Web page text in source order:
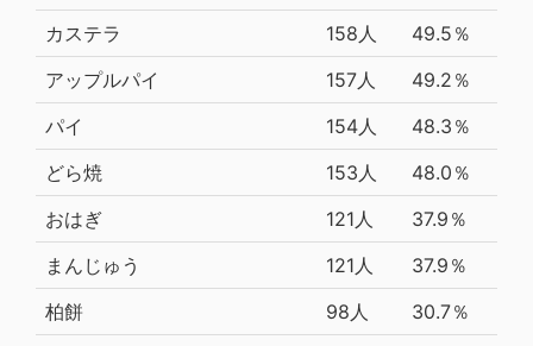
カステラ
158人
49.5％
アップルパイ
157人
49.2％
パイ
154人
48.3％
どら焼
153人
48.0％
おはぎ
121人
37.9％
まんじゅう
121人
37.9％
柏餅
98人
30.7％